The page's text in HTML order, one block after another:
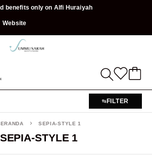
benefits only on Alfi Huraiyah
Website
FILTER
SEPIA-STYLE 1
SEPIA-STYLE 1